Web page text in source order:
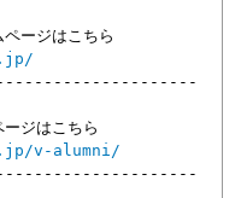
ージはこちら
ジはこちら
v-alumni/